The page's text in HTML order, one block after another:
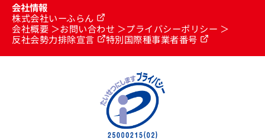
会社情報
株式会社いーふらん
会社概要
お問い合わせ
プライバシーポリシー
反社会勢力排除宣言
特別国際種事業者番号